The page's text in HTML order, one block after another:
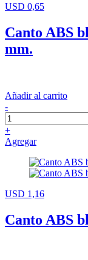
USD 0,65
Canto ABS
mm.
Añadir al carrito
-
+
Agregar
USD 1,16
Canto ABS